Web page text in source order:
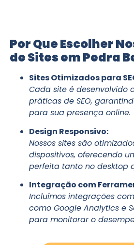
Por Que Escolher
de Sites em Pedra
Sites Otimizados para
Cada site é desenvolvido
práticas de SEO,
para sua presença online.
Design Responsivo:
Nossos sites são
dispositivos, oferecendo
perfeita tanto no desktop
Integração com
Incluímos integrações
como Google Analytics e
para monitorar o